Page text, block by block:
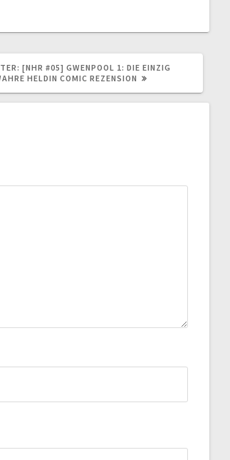
NÄCHSTER
BEITRAG:
[NHR #05] GWENPOOL 1: DIE EINZIG
HELDIN COMIC REZENSION